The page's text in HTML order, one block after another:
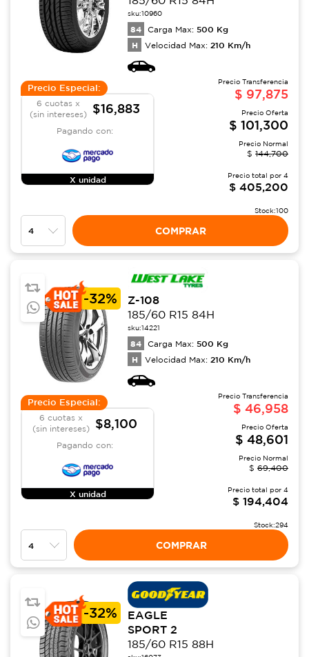
sku:10960
84 Carga Max: 500 Kg
H Velocidad Max: 210 Km/h
Precio Especial:
6 cuotas x
(sin intereses)
$16,883
Pagando con:
X unidad
Precio Transferencia
$ 97,875
Precio Oferta
$ 101,300
Precio Normal
$ 144,700
Precio total por 4
$ 405,200
Stock:100
COMPRAR
-32%
Z-108
185/60 R15 84H
sku:14221
84 Carga Max: 500 Kg
H Velocidad Max: 210 Km/h
Precio Especial:
6 cuotas x
(sin intereses)
$8,100
Pagando con:
X unidad
Precio Transferencia
$ 46,958
Precio Oferta
$ 48,601
Precio Normal
$ 69,400
Precio total por 4
$ 194,404
Stock:294
COMPRAR
-32%
EAGLE
SPORT 2
185/60 R15 88H